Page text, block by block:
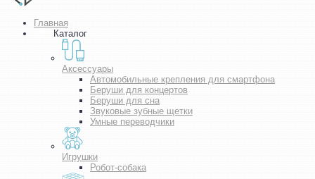
Главная
Каталог
Аксессуары
Автомобильные крепления для смартфона
Беруши для концертов
Беруши для сна
Звуковые зубные щетки
Умные переводчики
Игрушки
Робот-собака